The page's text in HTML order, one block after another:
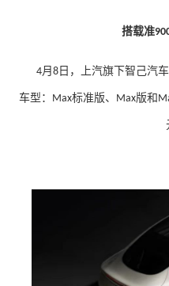
搭载准
4月 8 日，上汽旗下智己汽
车型： Max标准版、 Max版和